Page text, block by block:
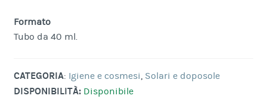
Formato
Tubo da 40 ml.
CATEGORIA: Igiene e cosmesi, Solari e doposole
DISPONIBILITÀ: Disponibile